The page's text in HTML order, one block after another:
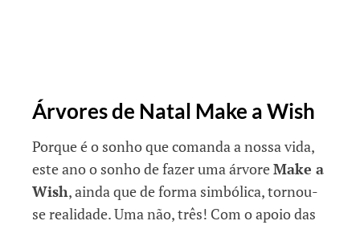
Árvores de Natal Make a Wish
Porque é o sonho que comanda a nossa vida,
este ano o sonho de fazer uma árvoreMake a
Wish, ainda que de forma simbólica, tornou-
se realidade. Uma não, três! Com o apoio das